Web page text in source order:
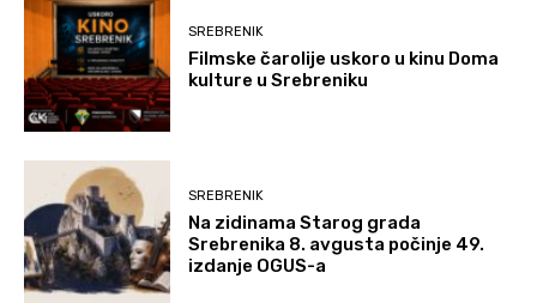
SREBRENIK
Filmske čarolije uskoro u kinu Doma
kulture u Srebreniku
SREBRENIK
Na zidinama Starog grada
Srebrenika 8. avgusta počinje 49.
izdanje OGUS-a